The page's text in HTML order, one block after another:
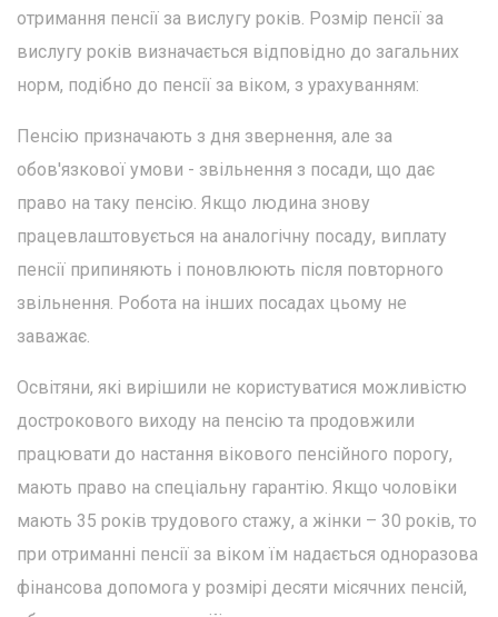
отримання пенсії за вислугу років. Розмір пенсії за
вислугу років визначається відповідно до загальних
норм, подібно до пенсії за віком, з урахуванням:
Пенсію призначають з дня звернення, але за
обов'язкової умови - звільнення з посади, що дає
право на таку пенсію. Якщо людина знову
працевлаштовується на аналогічну посаду, виплату
пенсії припиняють і поновлюють після повторного
звільнення. Робота на інших посадах цьому не
заважає.
Освітяни, які вирішили не користуватися можливістю
дострокового виходу на пенсію та продовжили
працювати до настання вікового пенсійного порогу,
мають право на спеціальну гарантію. Якщо чоловіки
мають 35 років трудового стажу, а жінки – 30 років, то
при отриманні пенсії за віком їм надається одноразова
фінансова допомога у розмірі десяти місячних пенсій,